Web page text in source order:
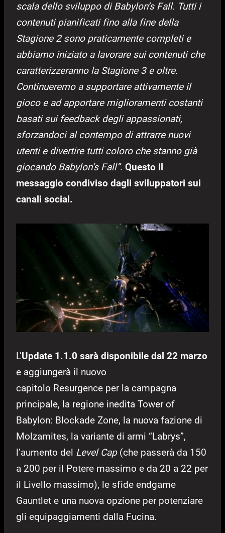
scala dello sviluppo di Babylon’s Fall. Tutti i
contenuti pianificati fino alla fine della
Stagione 2 sono praticamente completi e
abbiamo iniziato a lavorare sui contenuti che
caratterizzeranno la Stagione 3 e oltre.
Continueremo a supportare attivamente il
gioco e ad apportare miglioramenti costanti
basati sui feedback degli appassionati,
sforzandoci al contempo di attrarre nuovi
utenti e divertire tutti coloro che stanno già
giocando Babylon’s Fall”. Questo il
messaggio condiviso dagli sviluppatori sui
canali social.
L’Update 1.1.0 sarà disponibile dal 22 marzo
e aggiungerà il nuovo
capitolo Resurgence per la campagna
principale, la regione inedita Tower of
Babylon: Blockade Zone, la nuova fazione di
Molzamites, la variante di armi “Labrys”,
l’aumento del Level Cap(che passerà da 150
a 200 per il Potere massimo e da 20 a 22 per
il Livello massimo), le sfide endgame
Gauntlet e una nuova opzione per potenziare
gli equipaggiamenti dalla Fucina.